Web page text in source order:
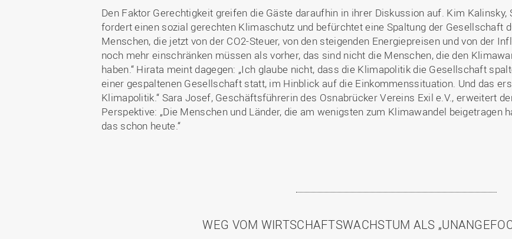
Den Faktor Gerechtigkeit greifen die Gäste daraufhin in ihrer Diskussion auf. Kim
fordert einen sozial gerechten Klimaschutz und befürchtet eine Spaltung der Gesellschaft
Menschen, die jetzt von der CO2-Steuer, von den steigenden Energiepreisen und von der
noch mehr einschränken müssen als vorher, das sind nicht die Menschen, die den
haben.“ Hirata meint dagegen: „Ich glaube nicht, dass die Klimapolitik die Gesellschaft
einer gespaltenen Gesellschaft statt, im Hinblick auf die Einkommenssituation. Und das
Klimapolitik.“ Sara Josef, Geschäftsführerin des Osnabrücker Vereins Exil e.V., erweitert
Perspektive: „Die Menschen und Länder, die am wenigsten zum Klimawandel beigetragen
das schon heute.“
WEG VOM WIRTSCHAFTSWACHSTUM ALS